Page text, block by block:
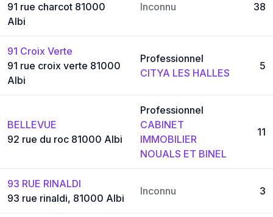
91 rue charcot 81000
Albi
Inconnu 38
91 Croix Verte
91 rue croix verte 81000
Albi
Professionnel
CITYA LES HALLES
5
BELLEVUE
92 rue du roc 81000 Albi
Professionnel
CABINET
IMMOBILIER
NOUALS ET BINEL
11
93 RUE RINALDI
93 rue rinaldi, 81000 Albi
Inconnu 3